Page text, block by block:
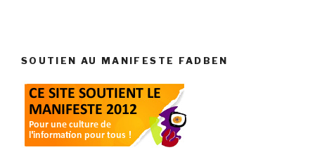
SOUTIEN AU MANIFESTE FADBEN